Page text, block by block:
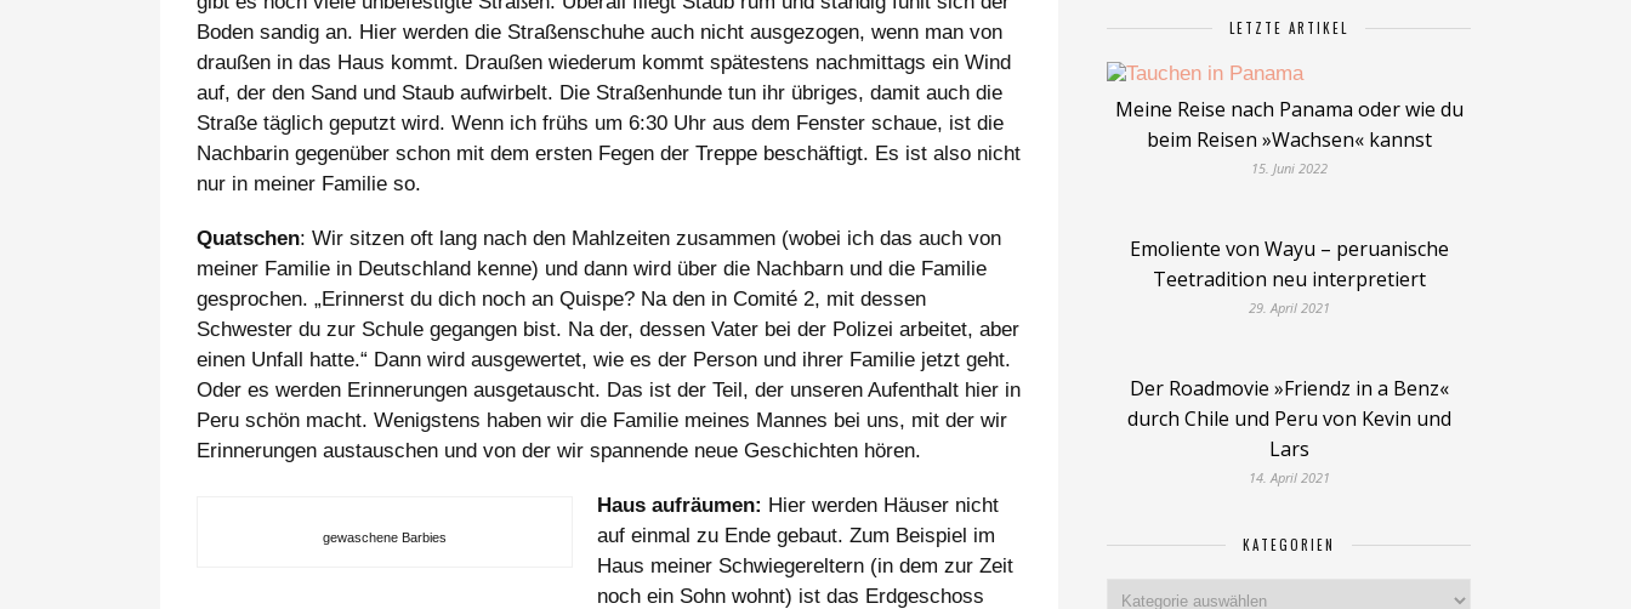
Boden sandig an. Hier werden die Straßenschuhe auch nicht ausgezogen, wenn man von
draußen in das Haus kommt. Draußen wiederum kommt spätestens nachmittags ein Wind
auf, der den Sand und Staub aufwirbelt. Die Straßenhunde tun ihr übriges, damit auch die
Straße täglich geputzt wird. Wenn ich frühs um 6:30 Uhr aus dem Fenster schaue, ist die
Nachbarin gegenüber schon mit dem ersten Fegen der Treppe beschäftigt. Es ist also nicht
nur in meiner Familie so.
Quatschen: Wir sitzen oft lang nach den Mahlzeiten zusammen (wobei ich das auch von
meiner Familie in Deutschland kenne) und dann wird über die Nachbarn und die Familie
gesprochen. „Erinnerst du dich noch an Quispe? Na den in Comité 2, mit dessen
Schwester du zur Schule gegangen bist. Na der, dessen Vater bei der Polizei arbeitet, aber
einen Unfall hatte.“ Dann wird ausgewertet, wie es der Person und ihrer Familie jetzt geht.
Oder es werden Erinnerungen ausgetauscht. Das ist der Teil, der unseren Aufenthalt hier in
Peru schön macht. Wenigstens haben wir die Familie meines Mannes bei uns, mit der wir
Erinnerungen austauschen und von der wir spannende neue Geschichten hören.
gewaschene Barbies
Haus aufräumen: Hier werden Häuser nicht
auf einmal zu Ende gebaut. Zum Beispiel im
Haus meiner Schwiegereltern (in dem zur Zeit
noch ein Sohn wohnt) ist das Erdgeschoss
LETZTE ARTIKEL
Meine Reise nach Panama oder wie du
beim Reisen »Wachsen« kannst
15. Juni 2022
Emoliente von Wayu – peruanische
Teetradition neu interpretiert
29. April 2021
Der Roadmovie »Friendz in a Benz«
durch Chile und Peru von Kevin und
Lars
14. April 2021
KATEGORIEN
Kategorien